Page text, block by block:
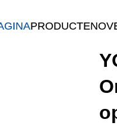
PRODUCTEN